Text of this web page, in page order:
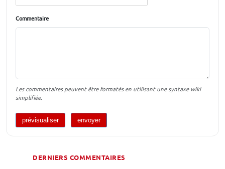
Commentaire
Les commentaires peuvent être formatés en utilisant une syntaxe wiki
simplifiée.
DERNIERS COMMENTAIRES